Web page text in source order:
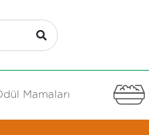
Mamaları